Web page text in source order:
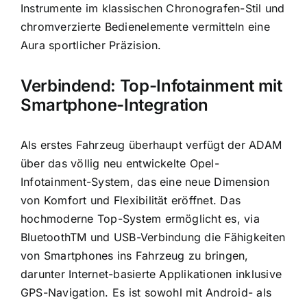
Instrumente im klassischen Chronografen-Stil und
chromverzierte Bedienelemente vermitteln eine
Aura sportlicher Präzision.
Verbindend: Top-Infotainment mit
Smartphone-Integration
Als erstes Fahrzeug überhaupt verfügt der ADAM
über das völlig neu entwickelte Opel-
Infotainment-System, das eine neue Dimension
von Komfort und Flexibilität eröffnet. Das
hochmoderne Top-System ermöglicht es, via
BluetoothTM und USB-Verbindung die Fähigkeiten
von Smartphones ins Fahrzeug zu bringen,
darunter Internet-basierte Applikationen inklusive
GPS-Navigation. Es ist sowohl mit Android- als